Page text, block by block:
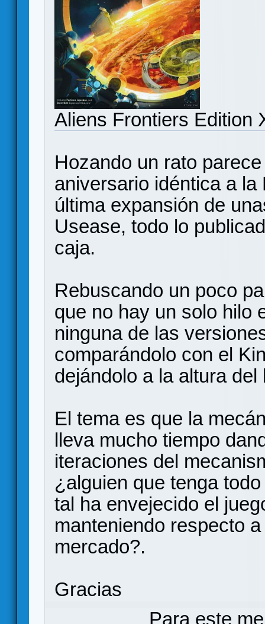
Aliens Frontiers Edition
Hozando un rato
aniversario idéntica a
última expansión de
Usease, todo lo
caja.
Rebuscando un poco
que no hay un solo hilo
ninguna de las
comparándolo con el
dejándolo a la altura
El tema es que la
lleva mucho tiempo
iteraciones del
¿alguien que tenga
tal ha envejecido el
manteniendo respecto
mercado?.
Gracias
Para este